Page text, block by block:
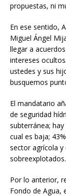
propuestas, ni
En ese sentido,
Miguel Ángel
llegar a
intereses
ustedes y sus
busquemos
El mandatario
de seguridad
subterránea;
cual es baja;
sector agrícola
sobreexplotados.
Por lo anterior,
Fondo de Agua,